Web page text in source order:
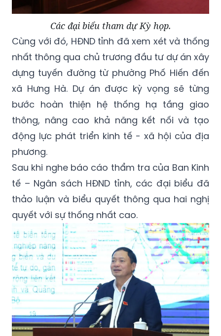
Các đại biểu tham dự Kỳ họp.
Cùng với đó, HĐND tỉnh đã xem xét và thống
nhất thông qua chủ trương đầu tư dự án xây
dựng tuyến đường từ phường Phố Hiến đến
xã Hưng Hà. Dự án được kỳ vọng sẽ từng
bước hoàn thiện hệ thống hạ tầng giao
thông, nâng cao khả năng kết nối và tạo
động lực phát triển kinh tế - xã hội của địa
phương.
Sau khi nghe báo cáo thẩm tra của Ban Kinh
tế – Ngân sách HĐND tỉnh, các đại biểu đã
thảo luận và biểu quyết thông qua hai nghị
quyết với sự thống nhất cao.